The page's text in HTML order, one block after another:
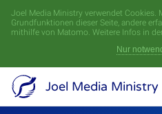
Joel Media Ministry verwendet Cookies.
Grundfunktionen dieser Seite, andere
mithilfe von Matomo. Weitere Infos in
Nur
Joel Media Ministry